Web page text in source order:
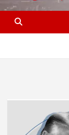
و العملات